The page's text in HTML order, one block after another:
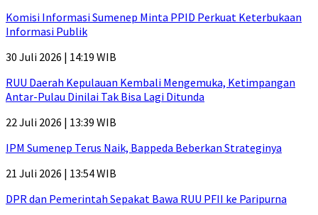
Komisi Informasi Sumenep Minta PPID Perkuat Keterbukaan
Informasi Publik
30 Juli 2026 | 14:19 WIB
RUU Daerah Kepulauan Kembali Mengemuka, Ketimpangan
Antar-Pulau Dinilai Tak Bisa Lagi Ditunda
22 Juli 2026 | 13:39 WIB
IPM Sumenep Terus Naik, Bappeda Beberkan Strateginya
21 Juli 2026 | 13:54 WIB
DPR dan Pemerintah Sepakat Bawa RUU PFII ke Paripurna